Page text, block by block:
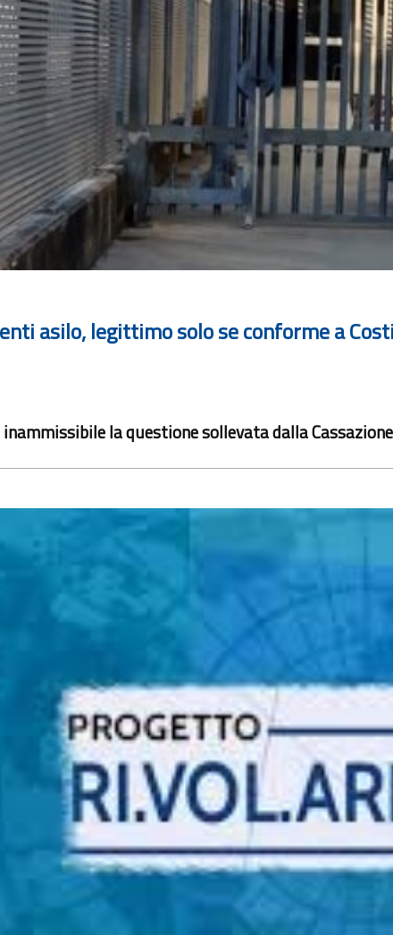
asilo, legittimo solo se conforme a
la questione sollevata dalla